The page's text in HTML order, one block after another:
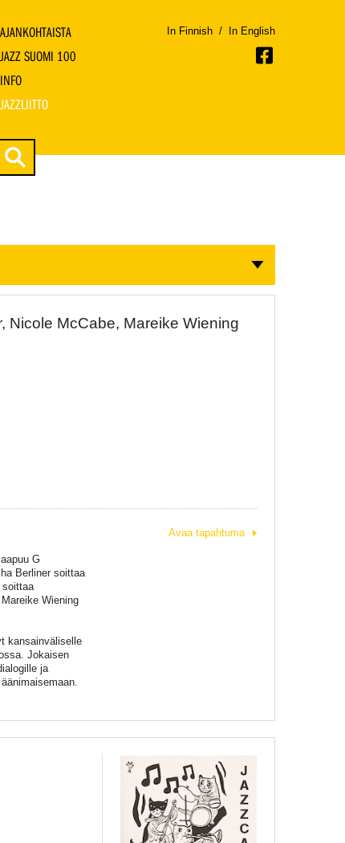
AJANKOHTAISTA
JAZZ SUOMI 100
INFO
JAZZLIITTO
In Finnish / In English
Nicole McCabe, Mareike Wiening
G
Berliner soittaa
soittaa
Wiening
kansainväliselle
Jokaisen
ja
Avaa tapahtuma